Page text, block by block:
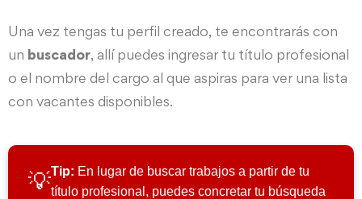
Una vez tengas tu perfil creado, te encontrarás con
un buscador, allí puedes ingresar tu título profesional
o el nombre del cargo al que aspiras para ver una lista
con vacantes disponibles.
💡Tip: En lugar de buscar trabajos a partir de tu
título profesional, puedes concretar tu búsqueda